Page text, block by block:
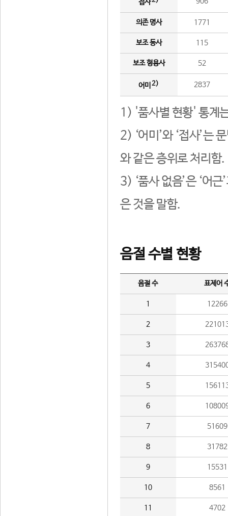
접사
의존 명사 1771
보조 동사 115
보조 형용사 52
어미 2) 2837
1) '품사별 현황' 통계
2) ‘어미’와 ‘접사’는
와 같은 층위로 처리함.
3) ‘품사 없음’은 ‘어
은 것을 말함.
음절 수별 현황
음절 수 표제어
1 12266
2
3
4
5
6
7 51609
8 31782
9 15531
10 8561
11 4702